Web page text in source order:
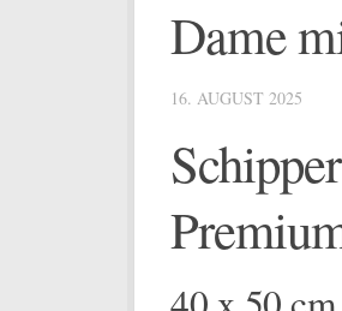
Dame
16. AUGUST 2025